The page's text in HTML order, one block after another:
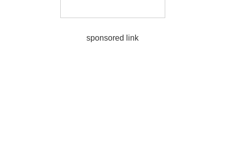
sponsored link